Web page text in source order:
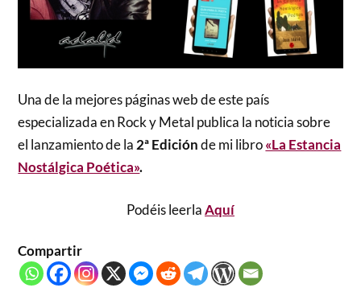
Una de la mejores páginas web de este país
especializada en Rock y Metal publica la noticia sobre
el lanzamiento de la 2ª Ediciónde mi libro«La Estancia
Nostálgica Poética».
Podéis leerlaAquí
Compartir